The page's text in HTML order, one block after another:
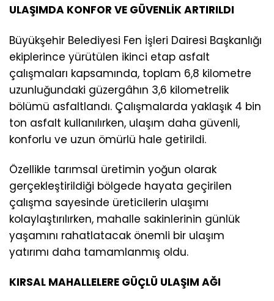
ULAŞIMDA KONFOR VE GÜVENLİK ARTIRILDI
Büyükşehir Belediyesi Fen İşleri Dairesi Başkanlığı
ekiplerince yürütülen ikinci etap asfalt
çalışmaları kapsamında, toplam 6,8 kilometre
uzunluğundaki güzergâhın 3,6 kilometrelik
bölümü asfaltlandı. Çalışmalarda yaklaşık 4 bin
ton asfalt kullanılırken, ulaşım daha güvenli,
konforlu ve uzun ömürlü hale getirildi.
Özellikle tarımsal üretimin yoğun olarak
gerçekleştirildiği bölgede hayata geçirilen
çalışma sayesinde üreticilerin ulaşımı
kolaylaştırılırken, mahalle sakinlerinin günlük
yaşamını rahatlatacak önemli bir ulaşım
yatırımı daha tamamlanmış oldu.
KIRSAL MAHALLELERE GÜÇLÜ ULAŞIM AĞI